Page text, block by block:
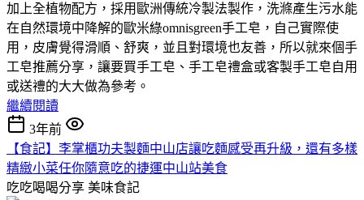
加上全植物配方，採用歐洲傳統冷製法製作，洗滌產生污水能
在自然環境中降解的歐米綠omnisgreen手工皂，自己實際使
用，皮膚覺得滑順、舒爽，並且對環境也友善，所以就來個手
工皂推薦分享，讓要買手工皂、手工皂禮盒或客製手工皂自用
或送禮的大大做為參考。
繼續閱讀
3年前
【食記】李掌櫃功夫製麵中山店讓吃麵感受再升級，還有多樣
精緻小菜任你隨意吃的捷運中山站美食
吃吃喝喝分享 美味食記